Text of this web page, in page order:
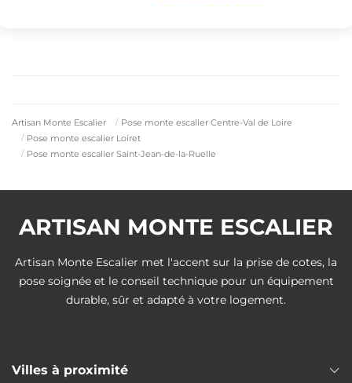
Artisan Monte Escalier
Pose monte escalier Centre-Val de Loire
Pose monte escalier Loiret
Pose monte escalier Saint-Jean-de-la-Ruelle
ARTISAN MONTE ESCALIER
Artisan Monte Escalier met l'accent sur la prise de cotes, la
pose soignée et le conseil technique pour un équipement
durable, sûr et adapté à votre logement.
Villes à proximité